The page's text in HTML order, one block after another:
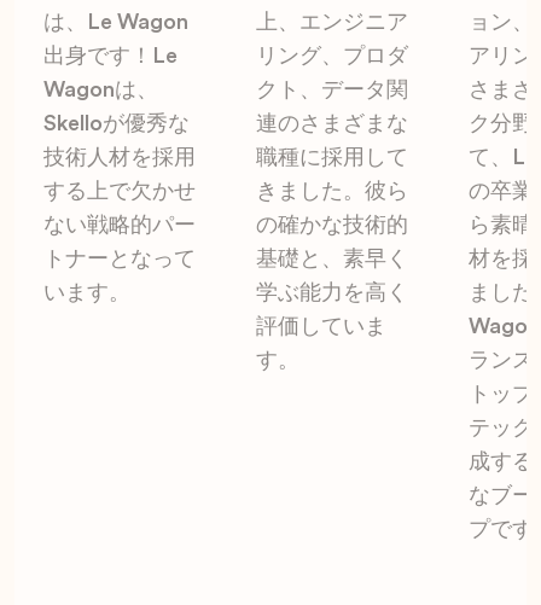
は、Le Wagon
出身です！Le
Wagonは、
Skelloが優秀な
技術人材を採用
する上で欠かせ
ない戦略的パー
トナーとなって
います。
上、エンジニア
リング、プロダ
クト、データ関
連のさまざまな
職種に採用して
きました。彼ら
の確かな技術的
基礎と、素早く
学ぶ能力を高く
評価していま
す。
ョン
アリン
さまざ
ク分野
て、
の卒業
ら素晴
材を採
ました
ランス
トッ
テック
成する
なブー
プです